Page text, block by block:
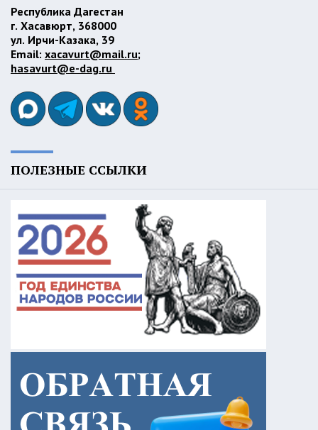
Республика Дагестан
г. Хасавюрт, 368000
ул. Ирчи-Казака, 39
Email: xacavurt@mail.ru;
hasavurt@e-dag.ru
ПОЛЕЗНЫЕ ССЫЛКИ